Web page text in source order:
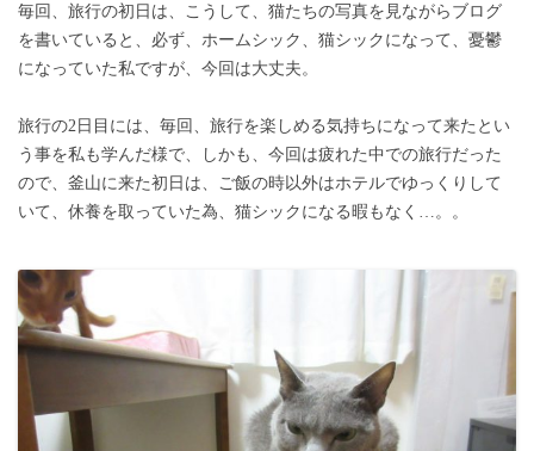
毎回、旅行の初日は、こうして、猫たちの写真を見ながらブログ
を書いていると、必ず、ホームシック、猫シックになって、憂鬱
になっていた私ですが、今回は大丈夫。
旅行の2日目には、毎回、旅行を楽しめる気持ちになって来たとい
う事を私も学んだ様で、しかも、今回は疲れた中での旅行だった
ので、釜山に来た初日は、ご飯の時以外はホテルでゆっくりして
いて、休養を取っていた為、猫シックになる暇もなく…。。